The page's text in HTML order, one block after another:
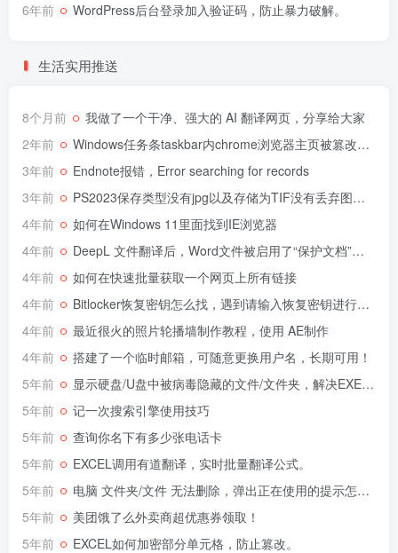
6年前
WordPress后台登录加入验证码，防止暴力破解。
生活实用推送
8个月前
我做了一个干净、强大的 AI 翻译网页，分享给大家
2年前
Windows任务条taskbar内chrome浏览器主页被篡改为360解决办法
3年前
Endnote报错，Error searching for records
3年前
PS2023保存类型没有jpg以及存储为TIF没有丢弃图层选项解决办法
4年前
如何在Windows 11里面找到IE浏览器
4年前
DeepL 文件翻译后，Word文件被启用了“保护文档”，不可编辑解决办法
4年前
如何在快速批量获取一个网页上所有链接
4年前
Bitlocker恢复密钥怎么找，遇到请输入恢复密钥进行恢复
4年前
最近很火的照片轮播墙制作教程，使用 AE制作
4年前
搭建了一个临时邮箱，可随意更换用户名，长期可用！
5年前
显示硬盘/U盘中被病毒隐藏的文件/文件夹，解决EXE文件后缀病毒。
5年前
记一次搜索引擎使用技巧
5年前
查询你名下有多少张电话卡
5年前
EXCEL调用有道翻译，实时批量翻译公式。
5年前
电脑 文件夹/文件 无法删除，弹出正在使用的提示怎么办?
5年前
美团饿了么外卖商超优惠券领取！
5年前
EXCEL如何加密部分单元格，防止篡改。